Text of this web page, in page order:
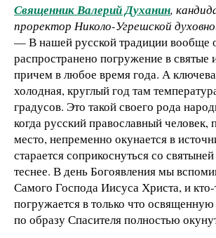
Священник Валерий Духанин,
проректор Николо-Угрешской
— В нашей русской традиции вообще
распространено погружение в святые
причем в любое время года. А
холодная, круглый год там
градусов. Это такой своего рода
когда русский православный человек,
место, непременно окунается в
старается соприкоснуться со
теснее. В день Богоявления мы
Самого Господа Иисуса Христа, и
погружается в только что
по образу Спасителя полностью